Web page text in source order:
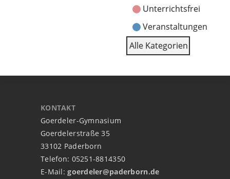
Unterrichtsfrei
Veranstaltungen
Alle Kategorien
KONTAKT
Goerdeler-Gymnasium
Goerdelerstraße 35
33102 Paderborn
Telefon: 05251-8814350
E-Mail:goerdeler@paderborn.de